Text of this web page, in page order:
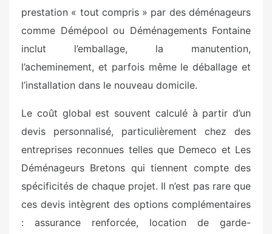
prestation « tout compris » par des déménageurs
comme Démépool ou Déménagements Fontaine
inclut l’emballage, la manutention,
l’acheminement, et parfois même le déballage et
l’installation dans le nouveau domicile.
Le coût global est souvent calculé à partir d’un
devis personnalisé, particulièrement chez des
entreprises reconnues telles que Demeco et Les
Déménageurs Bretons qui tiennent compte des
spécificités de chaque projet. Il n’est pas rare que
ces devis intègrent des options complémentaires
: assurance renforcée, location de garde-